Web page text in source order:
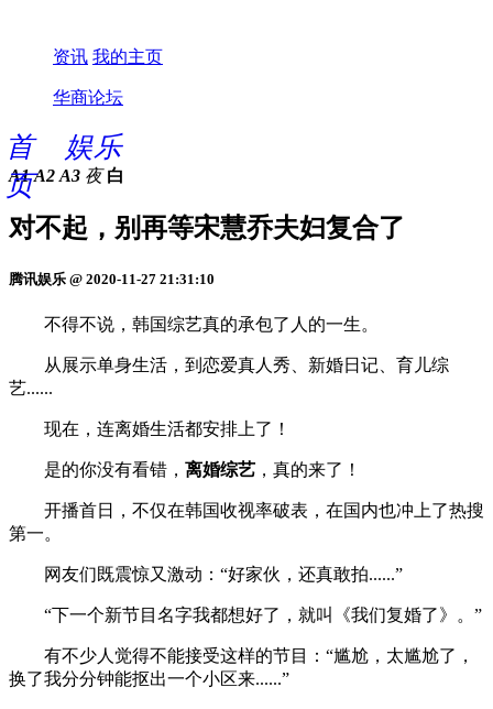
资讯 我的主页
华商论坛
首
页
娱乐
A1 A2 A3 夜 白
对不起，别再等宋慧乔夫妇复合了
腾讯娱乐 @ 2020-11-27 21:31:10
不得不说，韩国综艺真的承包了人的一生。
从展示单身生活，到恋爱真人秀、新婚日记、育儿综
艺......
现在，连离婚生活都安排上了！
是的你没有看错， 离婚综艺 ，真的来了！
开播首日，不仅在韩国收视率破表，在国内也冲上了热搜
第一。
网友们既震惊又激动：“好家伙，还真敢拍......”
“下一个新节目名字我都想好了，就叫《我们复婚了》。”
有不少人觉得不能接受这样的节目：“尴尬，太尴尬了，
换了我分分钟能抠出一个小区来......”